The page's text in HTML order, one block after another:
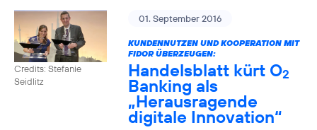
Credits: Stefanie
Seidlitz
01. September 2016
KUNDENNUTZEN UND KOOPERATION MIT
FIDOR ÜBERZEUGEN:
Handelsblatt kürt O2
Banking als
„Herausragende
digitale Innovation“